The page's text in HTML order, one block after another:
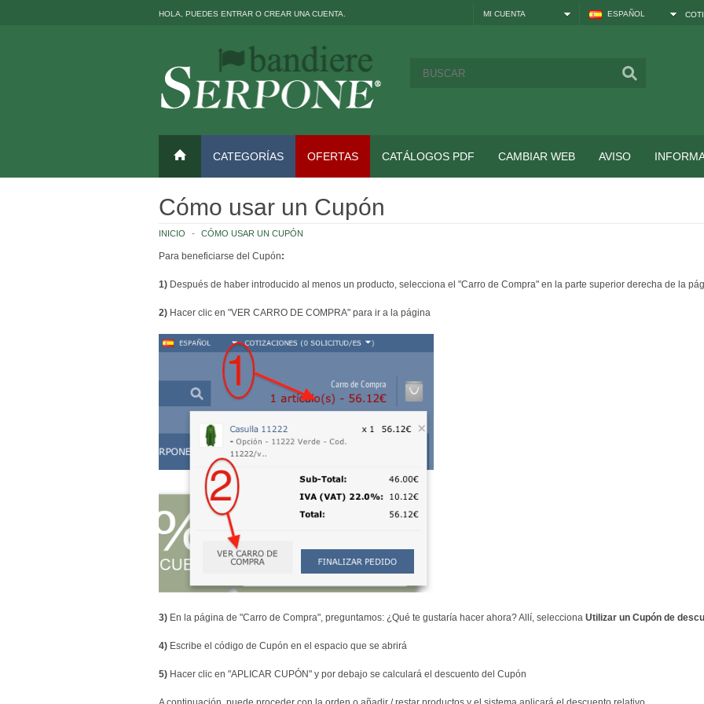
HOLA, PUEDES ENTRAR O CREAR UNA CUENTA MI CUENTA ESPAÑOL
CATEGORÍAS OFERTAS CATÁLOGOS PDF CAMBIAR WEB AVISO
Cómo usar un Cupón
INICIO CÓMO USAR UN CUPÓN
Para beneficiarse del Cupón:
1) Después de haber introducido al menos un producto, selecciona el "Carro de Compra" en la parte superior derecha de la
2) Hacer clic en "VER CARRO DE COMPRA" para ir a la página
3) En la página de "Carro de Compra", preguntamos: ¿Qué te gustaría hacer ahora? Allí, selecciona Utilizar un Cupón de
4) Escribe el código de Cupón en el espacio que se abrirá
5) Hacer clic en "APLICAR CUPÓN" y por debajo se calculará el descuento del Cupón